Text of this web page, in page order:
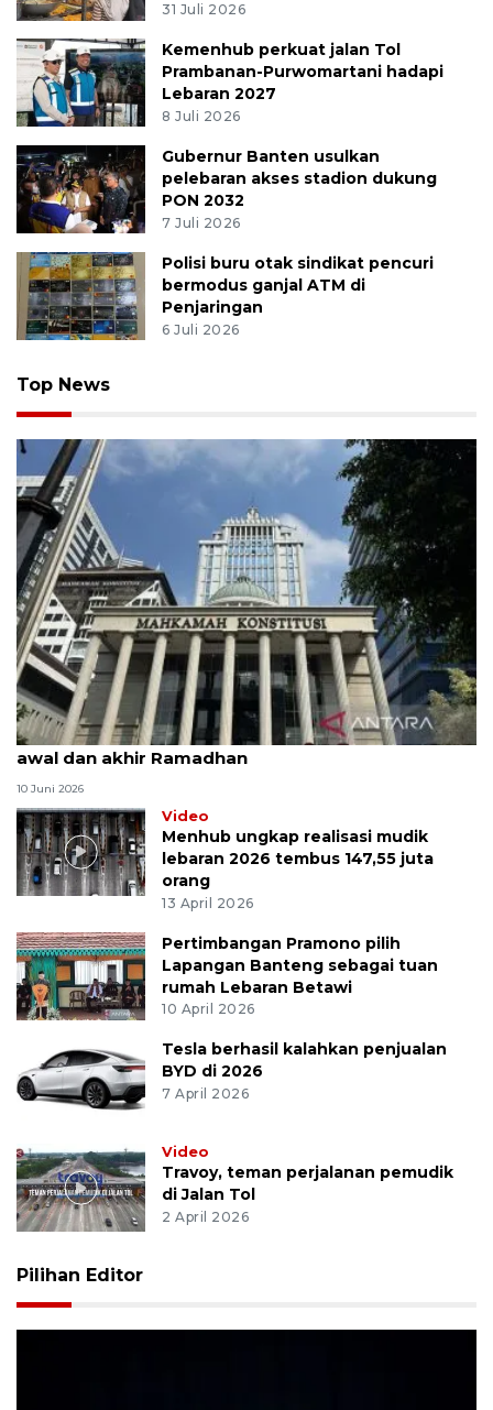
31 Juli 2026
Kemenhub perkuat jalan Tol
Prambanan-Purwomartani hadapi
Lebaran 2027
8 Juli 2026
Gubernur Banten usulkan
pelebaran akses stadion dukung
PON 2032
7 Juli 2026
Polisi buru otak sindikat pencuri
bermodus ganjal ATM di
Penjaringan
6 Juli 2026
Top News
MK uji materi UU Peradilan Agama perihal isbat
awal dan akhir Ramadhan
10 Juni 2026
Video
Menhub ungkap realisasi mudik
lebaran 2026 tembus 147,55 juta
orang
13 April 2026
Pertimbangan Pramono pilih
Lapangan Banteng sebagai tuan
rumah Lebaran Betawi
10 April 2026
Tesla berhasil kalahkan penjualan
BYD di 2026
7 April 2026
Video
Travoy, teman perjalanan pemudik
di Jalan Tol
2 April 2026
Pilihan Editor